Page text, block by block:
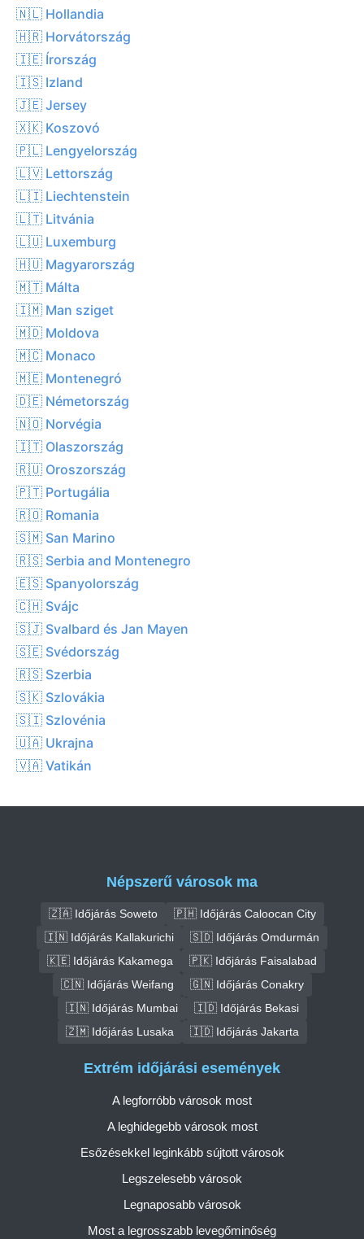
🇳🇱 Hollandia
🇭🇷 Horvátország
🇮🇪 Írország
🇮🇸 Izland
🇯🇪 Jersey
🇽🇰 Koszovó
🇵🇱 Lengyelország
🇱🇻 Lettország
🇱🇮 Liechtenstein
🇱🇹 Litvánia
🇱🇺 Luxemburg
🇭🇺 Magyarország
🇲🇹 Málta
🇮🇲 Man sziget
🇲🇩 Moldova
🇲🇨 Monaco
🇲🇪 Montenegró
🇩🇪 Németország
🇳🇴 Norvégia
🇮🇹 Olaszország
🇷🇺 Oroszország
🇵🇹 Portugália
🇷🇴 Romania
🇸🇲 San Marino
🇷🇸 Serbia and Montenegro
🇪🇸 Spanyolország
🇨🇭 Svájc
🇸🇯 Svalbard és Jan Mayen
🇸🇪 Svédország
🇷🇸 Szerbia
🇸🇰 Szlovákia
🇸🇮 Szlovénia
🇺🇦 Ukrajna
🇻🇦 Vatikán
Népszerű városok ma
🇿🇦 Időjárás Soweto
🇵🇭 Időjárás Caloocan City
🇮🇳 Időjárás Kallakurichi
🇸🇩 Időjárás Omdurmán
🇰🇪 Időjárás Kakamega
🇵🇰 Időjárás Faisalabad
🇨🇳 Időjárás Weifang
🇬🇳 Időjárás Conakry
🇮🇳 Időjárás Mumbai
🇮🇩 Időjárás Bekasi
🇿🇲 Időjárás Lusaka
🇮🇩 Időjárás Jakarta
Extrém időjárási események
A legforróbb városok most
A leghidegebb városok most
Esőzésekkel leginkább sújtott városok
Legszelesebb városok
Legnaposabb városok
Most a legrosszabb levegőminőség